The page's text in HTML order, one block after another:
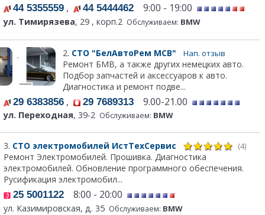
44 5355559 , 44 5444462 9:00 - 19:00
ул. Тимирязева, 29 , корп.2 Обслуживаем: BMW
2. СТО "БелАвтоРем МСВ" Нап. отзыв
Ремонт БМВ, а также других немецких авто.
Подбор запчастей и аксессуаров к авто.
Диагностика и ремонт подве...
29 6383856 , 29 7689313 9.00-21.00
ул. Переходная, 39-2 Обслуживаем: BMW
3. СТО электромобилей ИстТехСервис (4)
Ремонт Электромобилей. Прошивка. Диагностика
электромобилей. Обновление программного обеспечения.
Русификация электромобил...
25 5001122 8:00 - 20:00
ул. Казимировская, д. 35 Обслуживаем: BMW